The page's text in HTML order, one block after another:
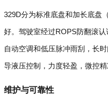
329D分为标准底盘和加长底盘
好。驾驶室经过ROPS防翻滚认
自动空调和低压脉冲雨刮，长
导液压控制，力度轻盈，微控精
维护与可靠性